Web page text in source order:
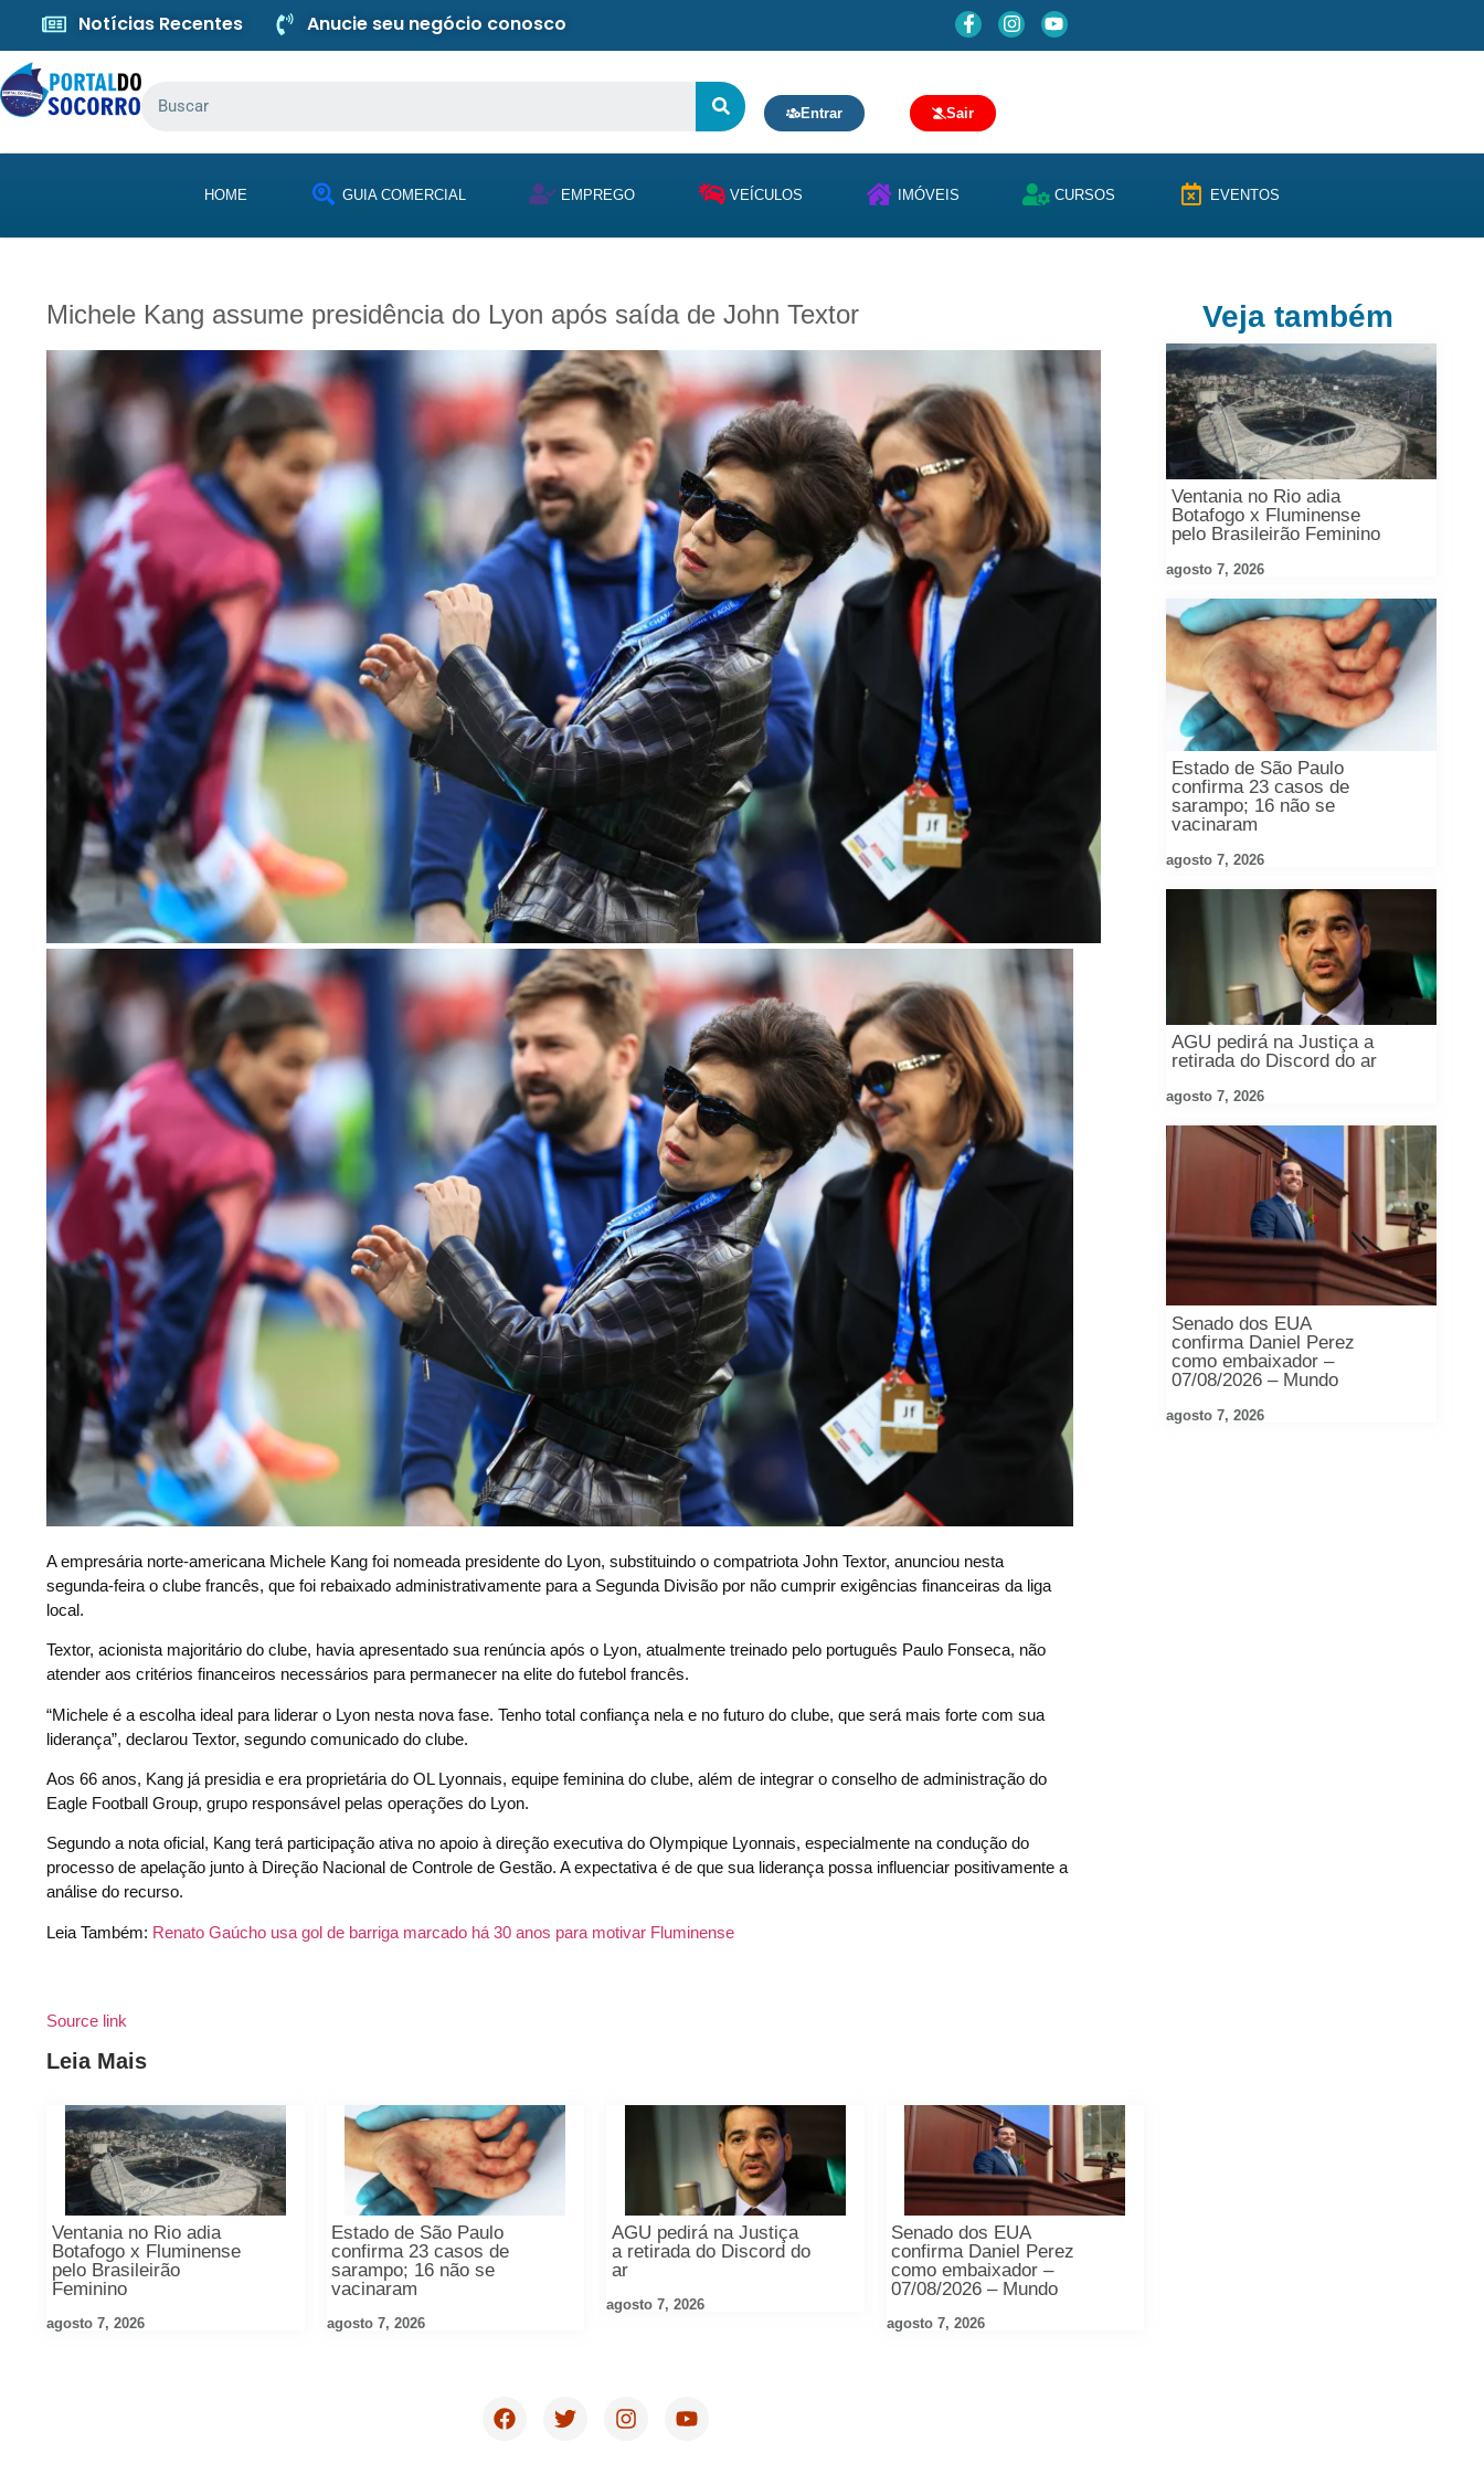
Notícias Recentes Anucie seu negócio conosco
Entrar Sair
HOME GUIA COMERCIAL EMPREGO VEÍCULOS IMÓVEIS CURSOS EVENTOS
Michele Kang assume presidência do Lyon após saída de John Textor
Aempresária norte-americana Michele Kang foi nomeada presidente do Lyon, substituindo o compatriota John Textor, anunciou nesta
segunda-feira o clube francês, que foi rebaixado administrativamente para a Segunda Divisão por não cumprir exigências financeiras da liga
local.
Textor, acionista majoritário do clube, havia apresentado sua renúncia após o Lyon, atualmente treinado pelo português Paulo Fonseca, não
atender aos critérios financeiros necessários para permanecer na elite do futebol francês.
“Michele é a escolha ideal para liderar o Lyon nesta nova fase. Tenho total confiança nela e no futuro do clube, que será mais forte com sua
liderança”, declarou Textor, segundo comunicado do clube.
Aos 66 anos, Kang já presidia e era proprietária do OL Lyonnais, equipe feminina do clube, além de integrar o conselho de administração do
Eagle Football Group, grupo responsável pelas operações do Lyon.
Segundo a nota oficial, Kang terá participação ativa no apoio à direção executiva do Olympique Lyonnais, especialmente na condução do
processo de apelação junto à Direção Nacional de Controle de Gestão. A expectativa é de que sua liderança possa influenciar positivamente a
análise do recurso.
Leia Também: Renato Gaúcho usa gol de barriga marcado há 30 anos para motivar Fluminense
Source link
Leia Mais
Ventania no Rio adia
Botafogo x Fluminense
pelo Brasileirão
Feminino
agosto 7, 2026
Estado de São Paulo
confirma 23 casos de
sarampo; 16 não se
vacinaram
agosto 7, 2026
AGU pedirá na Justiça
a retirada do Discord do
ar
agosto 7, 2026
Senado dos EUA
confirma Daniel Perez
como embaixador –
07/08/2026 – Mundo
agosto 7, 2026
Veja também
Ventania no Rio adia
Botafogo x Fluminense
pelo Brasileirão Feminino
agosto 7, 2026
Estado de São Paulo
confirma 23 casos de
sarampo; 16 não se
vacinaram
agosto 7, 2026
AGU pedirá na Justiça a
retirada do Discord do ar
agosto 7, 2026
Senado dos EUA
confirma Daniel Perez
como embaixador –
07/08/2026 – Mundo
agosto 7, 2026